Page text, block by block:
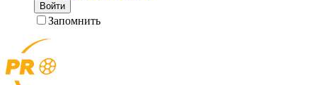
Войти
Запомнить